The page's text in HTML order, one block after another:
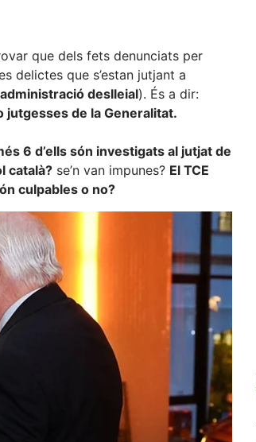
que dels fets denunciats per
delictes que s’estan jutjant a
deslleial). És a dir:
jutgesses de la Generalitat.
6 d’ells són investigats al jutjat de
català? se’n van impunes? El TCE
culpables o no?
cookies
algunes
funcionalitats
desapareixeran
del lloc web.
Màrqueting
navegues pel
nostre lloc
incrementes la
possibilitat de
anuncis,
ofertes i
contingut
personalitzat.